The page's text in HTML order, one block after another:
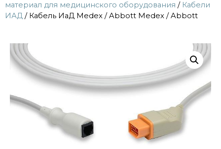
материал для медицинского оборудования / Кабели
ИАД / Кабель ИаД Medex / Abbott Medex / Abbott